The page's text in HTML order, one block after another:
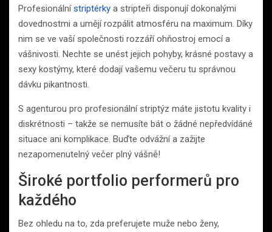
Profesionálnístriptérky a stripteři disponují dokonalými
dovednostmi a umějí rozpálit atmosféru na maximum. Díky
nim se ve vaší společnosti rozzáří ohňostroj emocí a
vášnivosti. Nechte se unést jejich pohyby, krásné postavy a
sexy kostýmy, které dodají vašemu večeru tu správnou
dávku pikantnosti.
S agenturou pro profesionální striptýz máte jistotu kvality i
diskrétnosti – takže se nemusíte bát o žádné nepředvídáné
situace ani komplikace. Buďte odvážní a zažijte
nezapomenutelný večer plný vášně!
Široké portfolio performerů pro
každého
Bez ohledu na to, zda preferujete muže nebo ženy,